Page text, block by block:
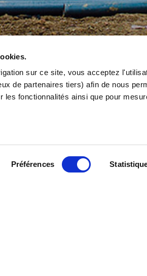
sur ce site, vous acceptez
de partenaires tiers) afin de nous
les fonctionnalités ainsi que pour
Préférences